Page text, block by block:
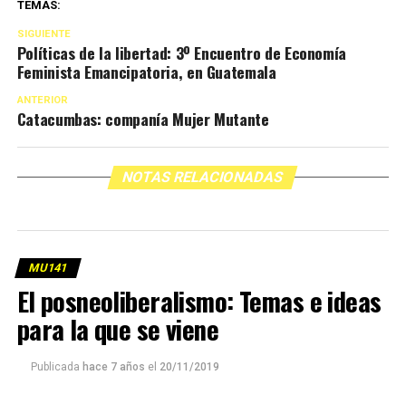
TEMAS:
SIGUIENTE
Políticas de la libertad: 3º Encuentro de Economía
Feminista Emancipatoria, en Guatemala
ANTERIOR
Catacumbas: companía Mujer Mutante
NOTAS RELACIONADAS
MU141
El posneoliberalismo: Temas e ideas
para la que se viene
Publicada hace 7 años el 20/11/2019